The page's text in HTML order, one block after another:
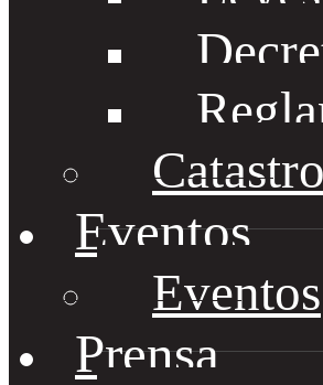
Eventos
Eventos
Prensa